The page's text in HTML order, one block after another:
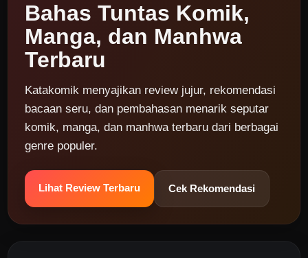
Bahas Tuntas Komik,
Manga, dan Manhwa
Terbaru
Katakomik menyajikan review jujur, rekomendasi
bacaan seru, dan pembahasan menarik seputar
komik, manga, dan manhwa terbaru dari berbagai
genre populer.
Lihat Review Terbaru Cek Rekomendasi